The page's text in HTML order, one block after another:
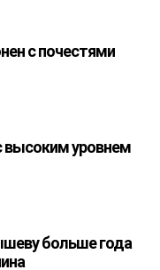
с почестями
высоким уровнем
больше года